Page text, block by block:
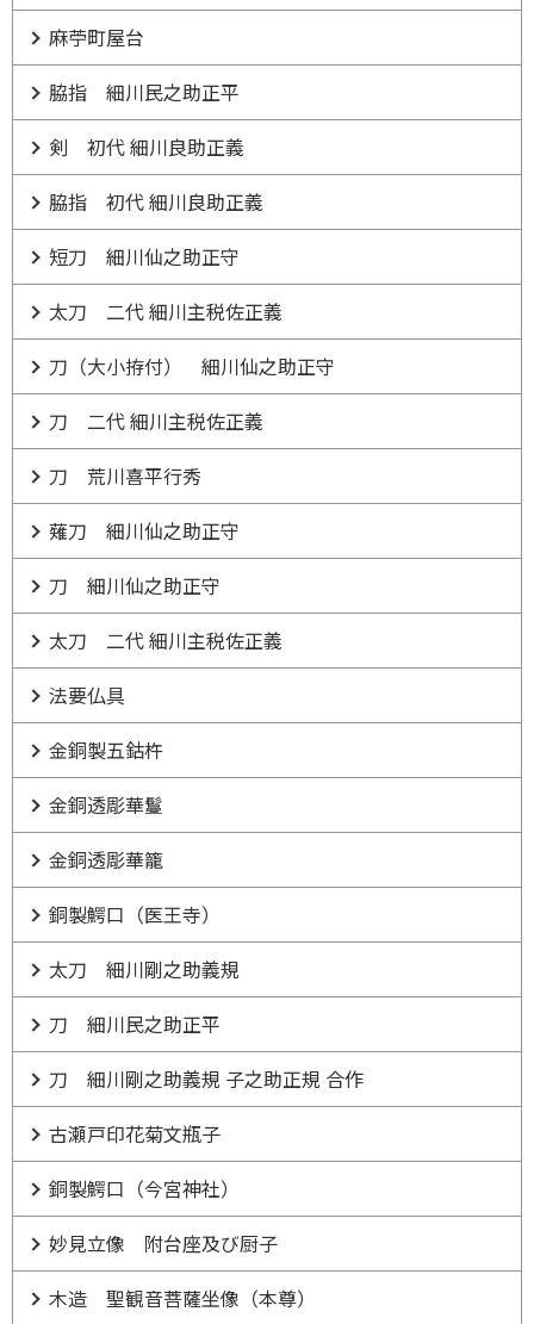
麻苧町屋台
脇指 細川民之助正平
剣 初代 細川良助正義
脇指 初代 細川良助正義
短刀 細川仙之助正守
太刀 二代 細川主税佐正義
刀（大小拵付） 細川仙之助正守
刀 二代 細川主税佐正義
刀 荒川喜平行秀
薙刀 細川仙之助正守
刀 細川仙之助正守
太刀 二代 細川主税佐正義
法要仏具
金銅製五鈷杵
金銅透彫華鬘
金銅透彫華籠
銅製鰐口（医王寺）
太刀 細川剛之助義規
刀 細川民之助正平
刀 細川剛之助義規 子之助正規 合作
古瀬戸印花菊文瓶子
銅製鰐口（今宮神社）
妙見立像 附台座及び厨子
木造 聖観音菩薩坐像（本尊）